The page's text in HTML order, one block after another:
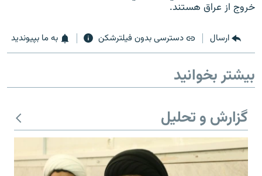
خروج از عراق هستند.
ارسال دسترسی بدون فیلترشکن به ما بپیوندید
بیشتر بخوانید
گزارش و تحلیل